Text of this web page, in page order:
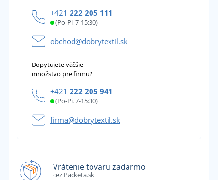
+421 222 205 111
(Po-Pi, 7-15:30)
obchod@dobrytextil.sk
Dopytujete väčšie
množstvo pre firmu?
+421 222 205 941
(Po-Pi, 7-15:30)
firma@dobrytextil.sk
Vrátenie tovaru zadarmo
cez Packeta.sk